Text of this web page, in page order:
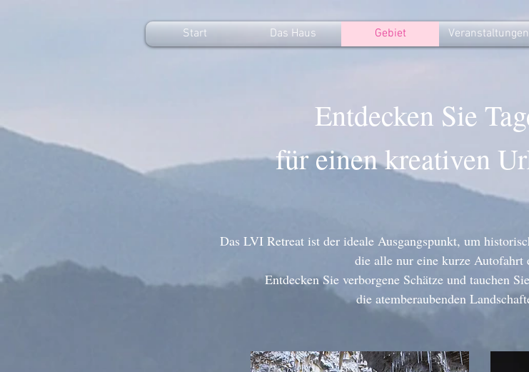
Start Das Haus Gebiet Veranstaltungen
Entdecken Sie
für einen kreativen
Das LVI Retreat ist der ideale Ausgangspunkt, um
die alle nur eine kurze Autofahrt
Entdecken Sie verborgene Schätze und tauchen
die atemberaubenden